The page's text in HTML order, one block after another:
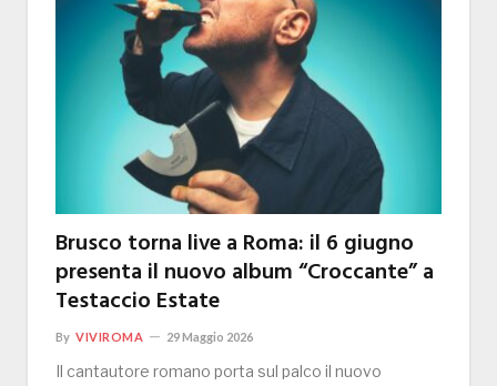
Brusco torna live a Roma: il 6 giugno
presenta il nuovo album “Croccante” a
Testaccio Estate
By VIVIROMA 29 Maggio 2026
Il cantautore romano porta sul palco il nuovo